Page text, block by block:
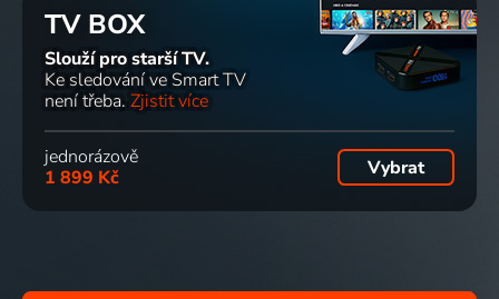
TV BOX
Slouží pro starší TV.
Ke sledování ve Smart TV
není třeba. Zjistit více
jednorázově
1 899 Kč
Vybrat